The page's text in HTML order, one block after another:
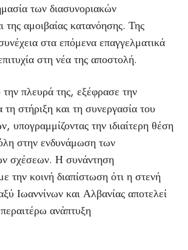
των διασυνοριακών
της αμοιβαίας κατανόησης. Της
στα επόμενα επαγγελματικά
στη νέα της αποστολή.
πλευρά της, εξέφρασε την
τη στήριξη και τη συνεργασία του
υπογραμμίζοντας την ιδιαίτερη θέση
στην ενδυνάμωση των
σχέσεων. Η συνάντηση
την κοινή διαπίστωση ότι η στενή
Ιωαννίνων και Αλβανίας αποτελεί
ανάπτυξη